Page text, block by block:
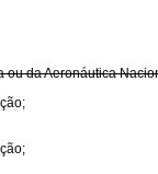
ou da Aeronáutica